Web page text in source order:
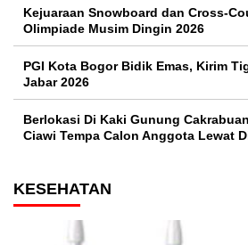
Kejuaraan Snowboard dan Cross-
Olimpiade Musim Dingin 2026
PGI Kota Bogor Bidik Emas, Kirim
Jabar 2026
Berlokasi Di Kaki Gunung
Ciawi Tempa Calon Anggota Lewat
KESEHATAN